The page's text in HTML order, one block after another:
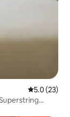
Calificación
5.0 (23)